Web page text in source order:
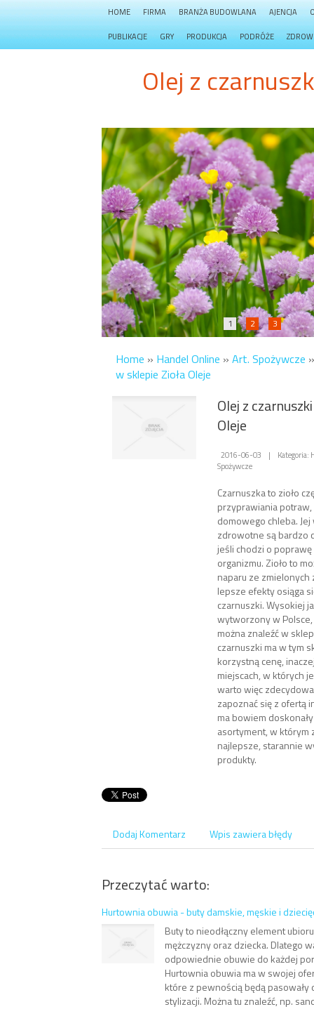
HOME FIRMA BRANŻA BUDOWLANA AJENCJA
PUBLIKACJE GRY PRODUKCJA PODRÓŻE
Olej z
1 2 3
Home » Handel Online » Art. Spożywcze
w sklepie Zioła Oleje
Olej z
Oleje
2016-06-03 |
Spożywcze
Czarnuszka to zioło
przyprawiania potraw,
domowego chleba. Jej
zdrowotne są bardzo
jeśli chodzi o
organizmu. Zioło to
naparu ze zmielonych
lepsze efekty osiąga
czarnuszki. Wysokiej
wytworzony w Polsce,
można znaleźć w
czarnuszki ma w tym
korzystną cenę,
miejscach, w których
warto więc
zapoznać się z ofertą
ma bowiem
asortyment, w którym
najlepsze, starannie
produkty.
Dodaj Komentarz Wpis zawiera błędy
Przeczytać warto:
Hurtownia obuwia - buty damskie, męskie i
Buty to nieodłączny element
mężczyzny oraz dziecka. Dlatego
odpowiednie obuwie do każdej
Hurtownia obuwia ma w swojej
które z pewnością będą
stylizacji. Można tu znaleźć, np.